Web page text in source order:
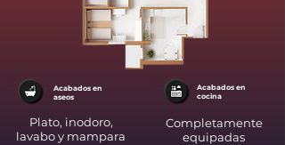
Acabados en
aseos
Plato, inodoro,
lavabo y mampara
Acabados en
cocina
Completamente
equipadas